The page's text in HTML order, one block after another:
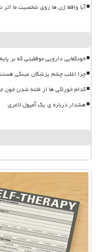
آیا واقعا ژن ها روی شخصیت ما اثر
خودکفایی دارویی موفقیتی که بر
چرا اغلب چشم پزشکان عینکی
کدام خوراکی ها از لخته شدن خون
هشدار درباره ی یک آمپول لاغری